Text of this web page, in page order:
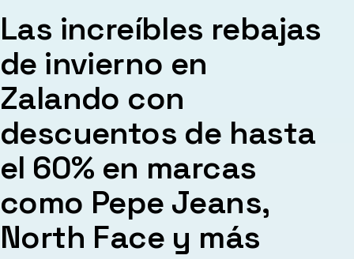
Las increíbles rebajas
de invierno en
Zalando con
descuentos de hasta
el 60% en marcas
como Pepe Jeans,
North Face y más